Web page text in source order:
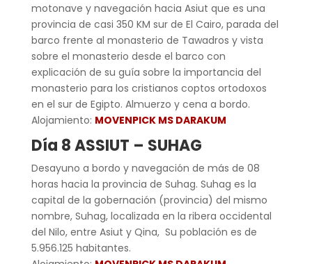
motonave y navegación hacia Asiut que es una
provincia de casi 350 KM sur de El Cairo, parada del
barco frente al monasterio de Tawadros y vista
sobre el monasterio desde el barco con
explicación de su guía sobre la importancia del
monasterio para los cristianos coptos ortodoxos
en el sur de Egipto. Almuerzo y cena a bordo.
Alojamiento: MOVENPICK MS DARAKUM
Día 8 ASSIUT – SUHAG
Desayuno a bordo y navegación de más de 08
horas hacia la provincia de Suhag. Suhag es la
capital de la gobernación (provincia) del mismo
nombre, Suhag, localizada en la ribera occidental
del Nilo, entre Asiut y Qina, Su población es de
5.956.125 habitantes.